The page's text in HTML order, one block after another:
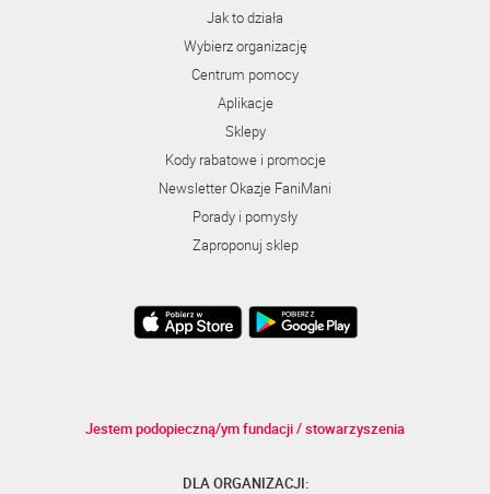
Jak to działa
Wybierz organizację
Centrum pomocy
Aplikacje
Sklepy
Kody rabatowe i promocje
Newsletter Okazje FaniMani
Porady i pomysły
Zaproponuj sklep
Jestem podopieczną/ym fundacji / stowarzyszenia
DLA ORGANIZACJI: